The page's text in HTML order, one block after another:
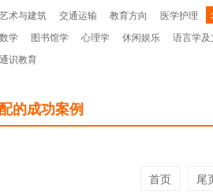
艺术与建筑
交通运输 教育方向 医学护理
数学
图书馆学 心理学 休闲娱乐 语言学及
通识教育
的成功案例
首页 尾